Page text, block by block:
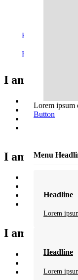
Lorem ipsum
Button
Menu
Headline
Lorem
Headline
Lorem
Folge uns auf
Folge uns auf
I am a heading
Footer Link
Footer Link
Footer Link
I am a
Footer Link
I am a heading
Footer Link
Footer Link